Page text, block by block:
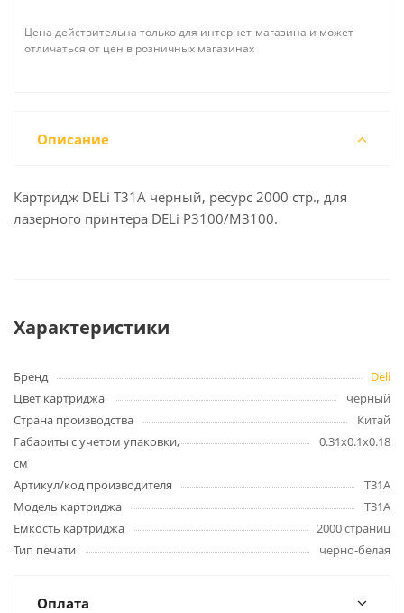
Цена действительна только для интернет-магазина и может
отличаться от цен в розничных магазинах
Описание
Картридж DELi T31A черный, ресурс 2000 стр., для
лазерного принтера DELi P3100/M3100.
Характеристики
Бренд
Deli
Цвет картриджа
черный
Страна производства
Китай
Габариты с учетом упаковки,
см
0.31x0.1x0.18
Артикул/код производителя
T31A
Модель картриджа
T31A
Емкость картриджа
2000 страниц
Тип печати
черно-белая
Оплата